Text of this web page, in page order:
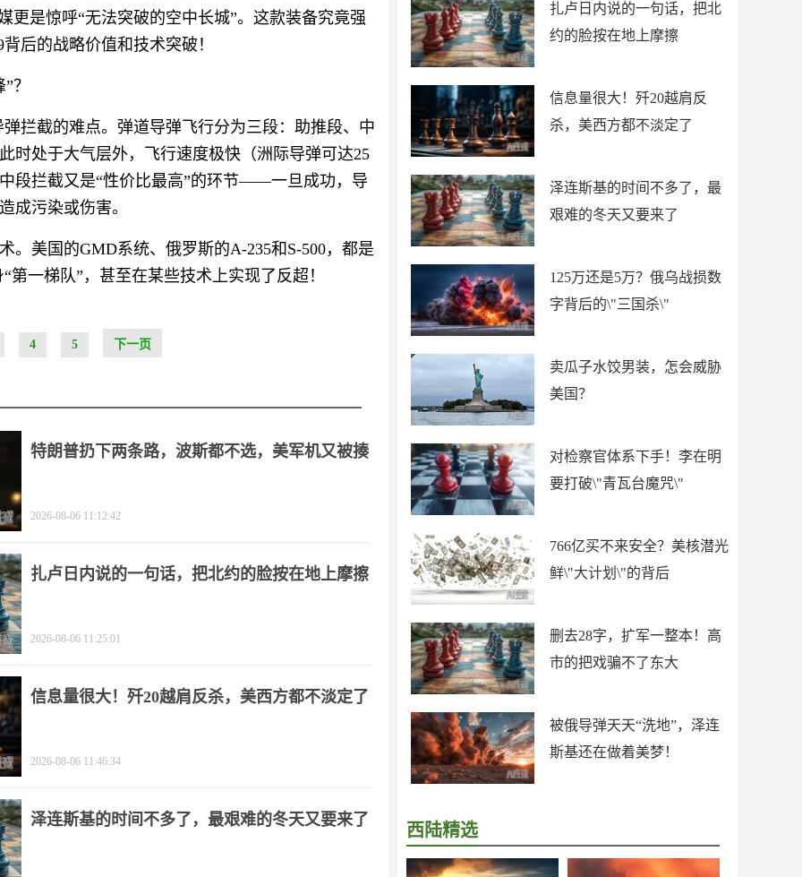
更是惊呼“无法突破的空中长城”。这款装备究竟强
后的战略价值和技术突破！
？
拦截的难点。弹道导弹飞行分为三段：助推段、中
时处于大气层外，飞行速度极快（洲际导弹可达25
段拦截又是“性价比最高”的环节——一旦成功，导
成污染或伤害。
。美国的GMD系统、俄罗斯的A-235和S-500，都是
一梯队”，甚至在某些技术上实现了反超！
4 5 下一页
扎卢日内说的一句话，把北
约的脸按在地上摩擦
信息量很大！歼20越肩反
杀，美西方都不淡定了
泽连斯基的时间不多了，最
艰难的冬天又要来了
125万还是5万？俄乌战损数
字背后的\"三国杀\"
卖瓜子水饺男装，怎会威胁
美国？
对检察官体系下手！李在明
要打破\"青瓦台魔咒\"
766亿买不来安全？美核潜光
鲜\"大计划\"的背后
删去28字，扩军一整本！高
市的把戏骗不了东大
被俄导弹天天“洗地”，泽连
斯基还在做着美梦！
西陆精选
特朗普扔下两条路，波斯都不选，美军机又被揍
2026-08-06 11:12:42
扎卢日内说的一句话，把北约的脸按在地上摩擦
2026-08-06 11:25:01
信息量很大！歼20越肩反杀，美西方都不淡定了
2026-08-06 11:46:34
泽连斯基的时间不多了，最艰难的冬天又要来了